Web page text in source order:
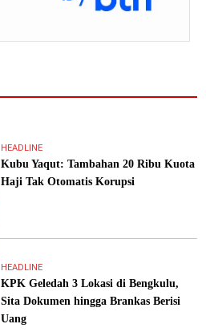
HEADLINE
Kubu Yaqut: Tambahan 20 Ribu Kuota
Haji Tak Otomatis Korupsi
HEADLINE
KPK Geledah 3 Lokasi di Bengkulu,
Sita Dokumen hingga Brankas Berisi
Uang